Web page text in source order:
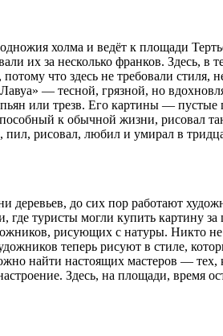
холма и ведёт к площади
их за несколько франков. Здесь,
что здесь не требовали стиля,
— тесной, грязной, но
или трезв. Его картины —
к обычной жизни,
рисовал, любил и умирал в
деревьев, до сих пор работают
где туристы могли купить картину
рисующих с натуры. Никто
теперь рисуют в стиле,
найти настоящих мастеров —
Здесь, на площади, время